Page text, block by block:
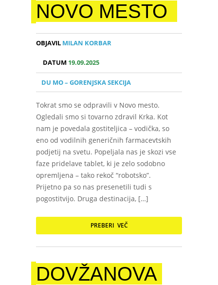
NOVO MESTO
OBJAVIL MILAN KORBAR
DATUM 19.09.2025
DU MO – GORENJSKA SEKCIJA
Tokrat smo se odpravili v Novo mesto.
Ogledali smo si tovarno zdravil Krka. Kot
nam je povedala gostiteljica – vodička, so
eno od vodilnih generičnih farmacevtskih
podjetij na svetu. Popeljala nas je skozi vse
faze pridelave tablet, ki je zelo sodobno
opremljena – tako rekoč “robotsko”.
Prijetno pa so nas presenetili tudi s
pogostitvijo. Druga destinacija, […]
PREBERI VEČ
DOVŽANOVA